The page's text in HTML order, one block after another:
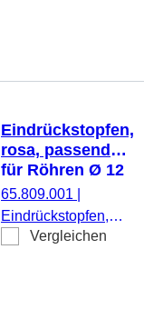
Eindrückstopfen,
rosa, passend
für Röhren Ø 12
mm
65.809.001
Eindrückstopfen,
rosa, passend für
Vergleichen